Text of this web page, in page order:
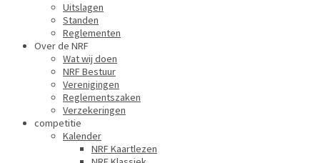
Uitslagen
Standen
Reglementen
Over de NRF
Wat wij doen
NRF Bestuur
Verenigingen
Reglementszaken
Verzekeringen
competitie
Kalender
NRF Kaartlezen